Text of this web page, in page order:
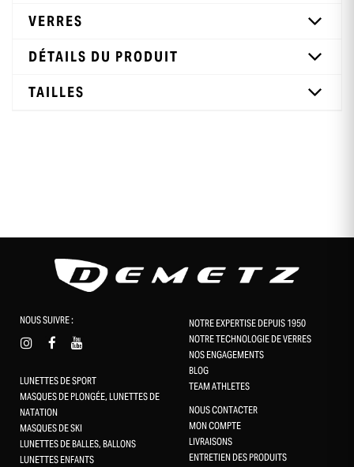
VERRES
DÉTAILS DU PRODUIT
TAILLES
NOUS SUIVRE :
LUNETTES DE SPORT
MASQUES DE PLONGÉE, LUNETTES DE
NATATION
MASQUES DE SKI
LUNETTES DE BALLES, BALLONS
LUNETTES ENFANTS
NOTRE EXPERTISE DEPUIS 1950
NOTRE TECHNOLOGIE DE VERRES
NOS ENGAGEMENTS
BLOG
TEAM ATHLETES
NOUS CONTACTER
MON COMPTE
LIVRAISONS
ENTRETIEN DES PRODUITS